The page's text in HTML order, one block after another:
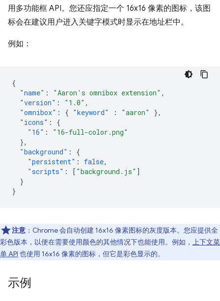
用多功能框 API。您还应指定一个 16x16 像素的图标，该图
标会在建议用户进入关键字模式时显示在地址栏中。
例如：
{
"name" : "Aaron's omnibox extension" ,
"version" : "1.0" ,
"omnibox" : { "keyword" : "aaron"
},
"icons" :
{
"16" :
"16-full-color.png"
},
"background" :
{
"persistent" : false,
"scripts" : [ "background.js" ]
}
}
注意 ：Chrome 会自动创建 16x16 像素图标的灰度版本。您应提供全
彩色版本，以便在需要使用颜色的其他情况下也能使用。例如， 上下文菜
单 API 也使用 16x16 像素的图标，但它是彩色显示的。
示例